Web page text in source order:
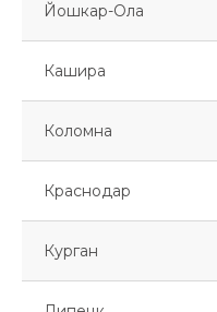
Йошкар-Ола
Кашира
Коломна
Краснодар
Курган